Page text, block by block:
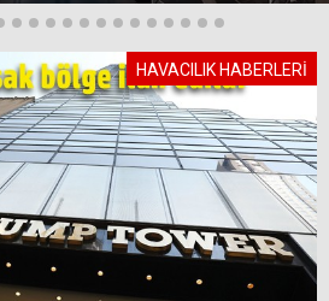
HAVACILIK HABERLERİ